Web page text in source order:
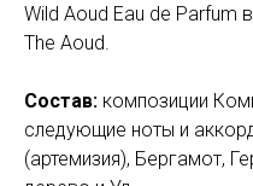
Wild Aoud Eau de Parfum
The Aoud.
Состав: композиции
следующие ноты и
(артемизия), Бергамот,